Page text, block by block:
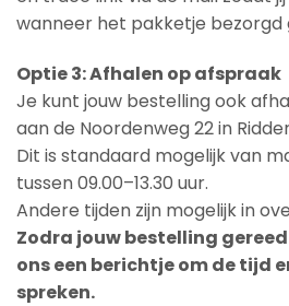
wanneer het pakketje bezorgd
Optie 3: Afhalen op afspraak
Je kunt jouw bestelling ook
aan de Noordenweg 22 in
Dit is standaard mogelijk van
tussen 09.00–13.30 uur.
Andere tijden zijn mogelijk in
Zodra jouw bestelling
ons een berichtje om de tijd
spreken.